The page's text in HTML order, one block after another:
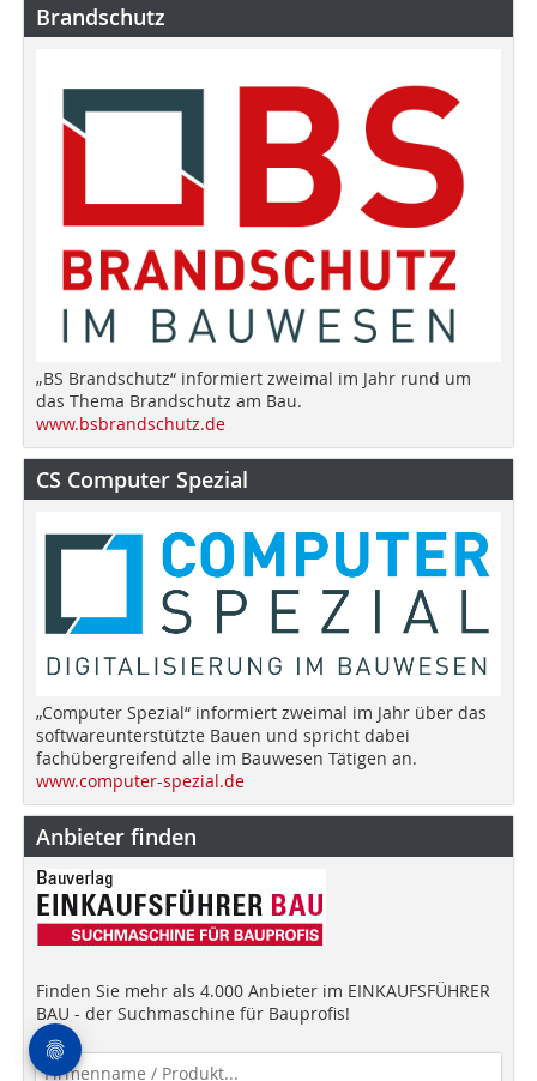
Brandschutz
„BS Brandschutz“ informiert zweimal im Jahr rund um
das Thema Brandschutz am Bau.
www.bsbrandschutz.de
CS Computer Spezial
„Computer Spezial“ informiert zweimal im Jahr über das
softwareunterstützte Bauen und spricht dabei
fachübergreifend alle im Bauwesen Tätigen an.
www.computer-spezial.de
Anbieter finden
Finden Sie mehr als 4.000 Anbieter im EINKAUFSFÜHRER
BAU - der Suchmaschine für Bauprofis!